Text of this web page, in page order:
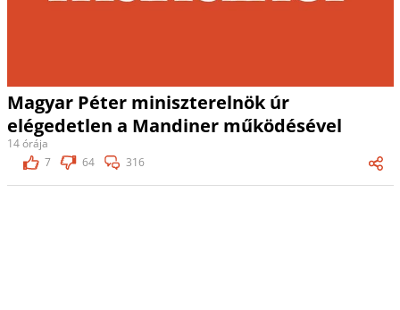
Magyar Péter miniszterelnök úr
elégedetlen a Mandiner működésével
14 órája
7
64 316